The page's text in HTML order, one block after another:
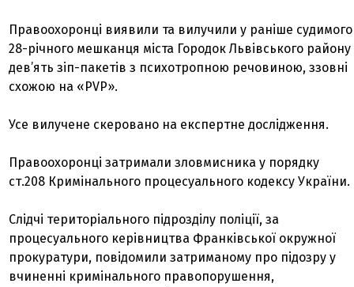
Правоохоронці виявили та вилучили у раніше судимого
28-річного мешканця міста Городок Львівського району
дев’ять зіп-пакетів з психотропною речовиною, ззовні
схожою на «PVP».
Усе вилучене скеровано на експертне дослідження.
Правоохоронці затримали зловмисника у порядку
ст.208 Кримінального процесуального кодексу України.
Слідчі територіального підрозділу поліції, за
процесуального керівництва Франківської окружної
прокуратури, повідомили затриманому про підозру у
вчиненні кримінального правопорушення,